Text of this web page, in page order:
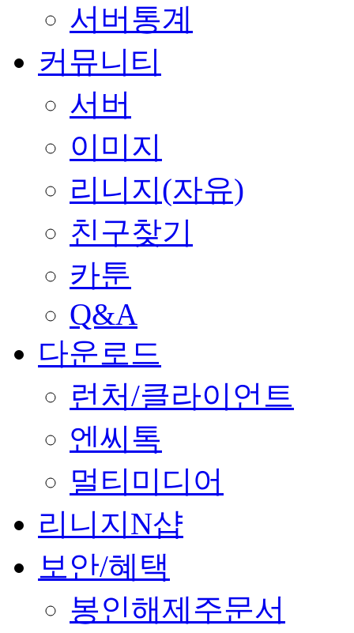
서버통계
커뮤니티
서버
이미지
리니지(자유)
친구찾기
카툰
Q&A
다운로드
런처/클라이언트
엔씨톡
멀티미디어
리니지N샵
보안/혜택
봉인해제주문서